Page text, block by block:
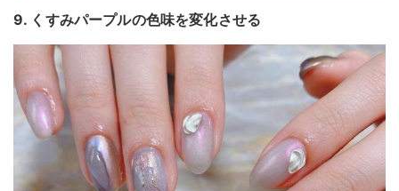
9. くすみパープルの色味を変化させる